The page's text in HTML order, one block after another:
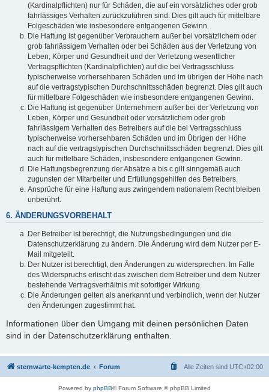
(Kardinalpflichten) nur für Schäden, die auf ein vorsätzliches oder grob
fahrlässiges Verhalten zurückzuführen sind. Dies gilt auch für mittelbare
Folgeschäden wie insbesondere entgangenen Gewinn.
Die Haftung ist gegenüber Verbrauchern außer bei vorsätzlichem oder
grob fahrlässigem Verhalten oder bei Schäden aus der Verletzung von
Leben, Körper und Gesundheit und der Verletzung wesentlicher
Vertragspflichten (Kardinalpflichten) auf die bei Vertragsschluss
typischerweise vorhersehbaren Schäden und im übrigen der Höhe nach
auf die vertragstypischen Durchschnittsschäden begrenzt. Dies gilt auch
für mittelbare Folgeschäden wie insbesondere entgangenen Gewinn.
Die Haftung ist gegenüber Unternehmern außer bei der Verletzung von
Leben, Körper und Gesundheit oder vorsätzlichem oder grob
fahrlässigem Verhalten des Betreibers auf die bei Vertragsschluss
typischerweise vorhersehbaren Schäden und im Übrigen der Höhe
nach auf die vertragstypischen Durchschnittsschäden begrenzt. Dies gilt
auch für mittelbare Schäden, insbesondere entgangenen Gewinn.
Die Haftungsbegrenzung der Absätze a bis c gilt sinngemäß auch
zugunsten der Mitarbeiter und Erfüllungsgehilfen des Betreibers.
Ansprüche für eine Haftung aus zwingendem nationalem Recht bleiben
unberührt.
6. ÄNDERUNGSVORBEHALT
Der Betreiber ist berechtigt, die Nutzungsbedingungen und die
Datenschutzerklärung zu ändern. Die Änderung wird dem Nutzer per E-
Mail mitgeteilt.
Der Nutzer ist berechtigt, den Änderungen zu widersprechen. Im Falle
des Widerspruchs erlischt das zwischen dem Betreiber und dem Nutzer
bestehende Vertragsverhältnis mit sofortiger Wirkung.
Die Änderungen gelten als anerkannt und verbindlich, wenn der Nutzer
den Änderungen zugestimmt hat.
Informationen über den Umgang mit deinen persönlichen Daten
sind in der Datenschutzerklärung enthalten.
sternwarte-kempten.de Forum Alle Zeiten sind UTC+02:00
Powered by phpBB® Forum Software © phpBB Limited